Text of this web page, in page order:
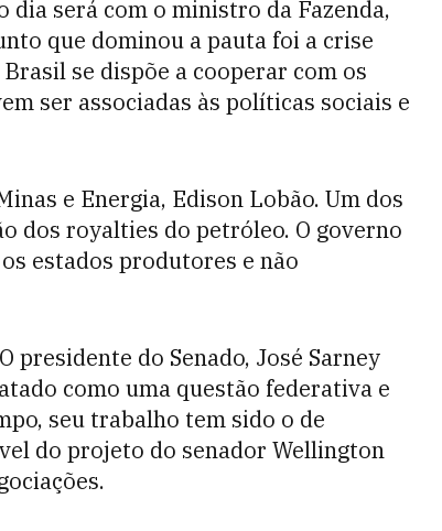
será com o ministro da Fazenda,
que dominou a pauta foi a crise
se dispõe a cooperar com os
ser associadas às políticas sociais e
e Energia, Edison Lobão. Um dos
dos royalties do petróleo. O governo
estados produtores e não
do Senado, José Sarney
como uma questão federativa e
seu trabalho tem sido o de
do projeto do senador Wellington